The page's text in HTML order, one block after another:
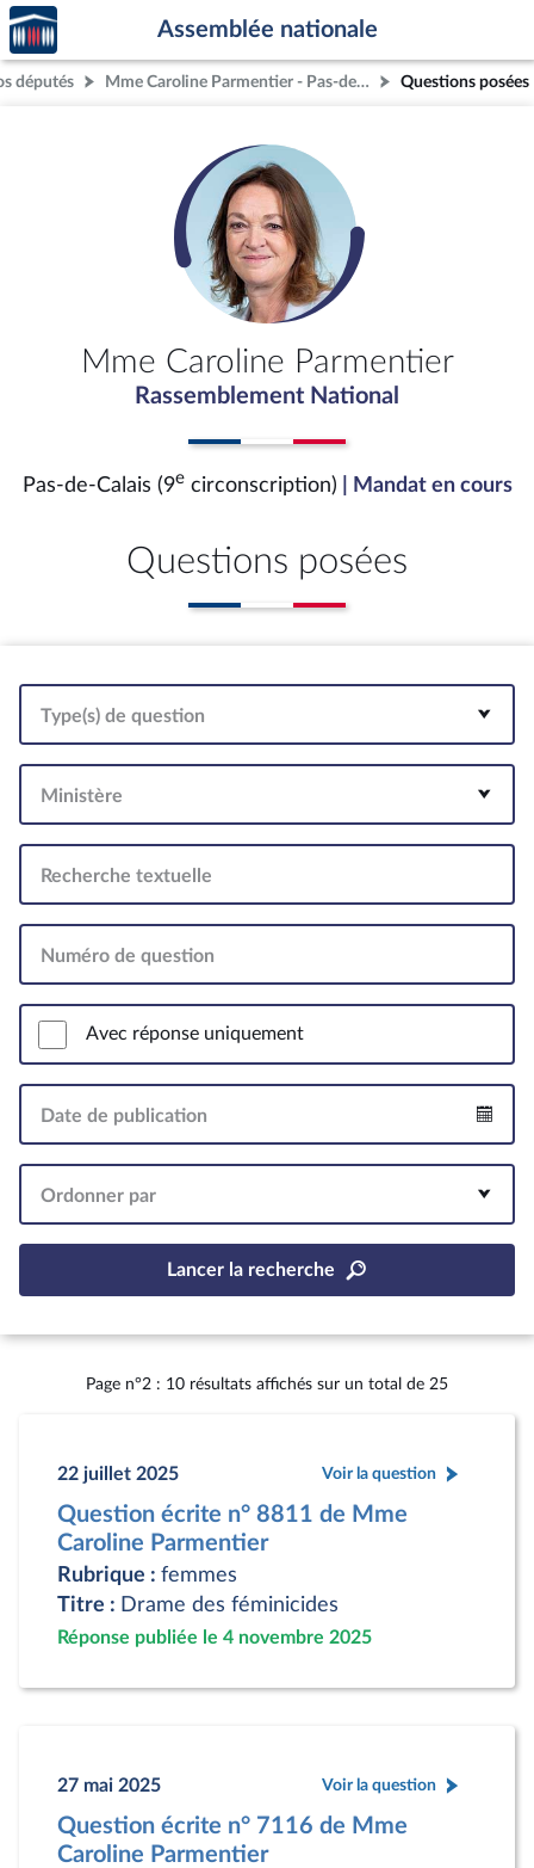
Aller au contenu
Aller en bas de la page
Accèder
à la
page
d'accueil
Assemblée nationale
députés Mme Caroline Parmentier - Pas-de-Calais (9e circonscription) Questions posées
Mme Caroline Parmentier
Rassemblement National
Pas-de-Calais (9ecirconscription) | Mandat en cours
Questions posées
Type(s) de question
Ministère
Recherche textuelle
Numéro de question
Avec réponse uniquement
Date de publication
Ordonner par
Lancer la recherche
Page n°2 : 10 résultats affichés sur un total de 25
22 juillet 2025 Voir la question
Question écrite n° 8811 de Mme
Caroline Parmentier
Rubrique : femmes
Titre : Drame des féminicides
Réponse publiée le 4 novembre 2025
27 mai 2025 Voir la question
Question écrite n° 7116 de Mme
Caroline Parmentier